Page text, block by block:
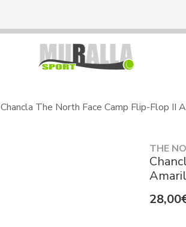
Chancla The North Face Camp Flip-Flop II
THE